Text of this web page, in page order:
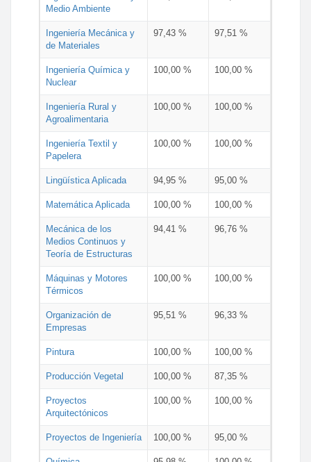
Medio Ambiente
Ingeniería Mecánica y
de Materiales
97,43 % 97,51 %
Ingeniería Química y
Nuclear
100,00 % 100,00 %
Ingeniería Rural y
Agroalimentaria
100,00 % 100,00 %
Ingeniería Textil y
Papelera
100,00 % 100,00 %
Lingüística Aplicada 94,95 % 95,00 %
Matemática Aplicada 100,00 % 100,00 %
Mecánica de los
Medios Continuos y
Teoría de Estructuras
94,41 % 96,76 %
Máquinas y Motores
Térmicos
100,00 % 100,00 %
Organización de
Empresas
95,51 % 96,33 %
Pintura 100,00 % 100,00 %
Producción Vegetal 100,00 % 87,35 %
Proyectos
Arquitectónicos
100,00 % 100,00 %
Proyectos de Ingeniería 100,00 % 95,00 %